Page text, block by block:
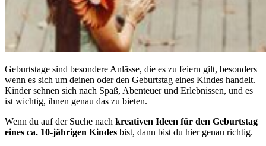
Geburtstage sind besondere Anlässe, die es zu feiern gilt, besonders
wenn es sich um deinen oder den Geburtstag eines Kindes handelt.
Kinder sehnen sich nach Spaß, Abenteuer und Erlebnissen, und es
ist wichtig, ihnen genau das zu bieten.
Wenn du auf der Suche nach kreativen Ideen für den Geburtstag
eines ca. 10-jährigen Kindes bist, dann bist du hier genau richtig.